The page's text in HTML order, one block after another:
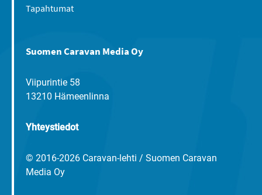
Tapahtumat
Suomen Caravan Media Oy
Viipurintie 58
13210 Hämeenlinna
Yhteystiedot
© 2016-2026 Caravan-lehti / Suomen Caravan
Media Oy